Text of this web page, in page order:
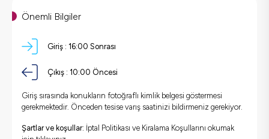
Önemli Bilgiler
Giriş : 16:00 Sonrası
Çıkış : 10:00 Öncesi
Giriş sırasında konukların fotoğraflı kimlik belgesi göstermesi
gerekmektedir. Önceden tesise varış saatinizi bildirmeniz gerekiyor.
Şartlar ve koşullar: İptal Politikası ve Kiralama Koşullarını okumak